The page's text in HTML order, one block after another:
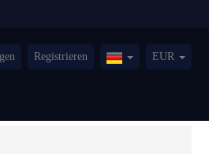
Registrieren EUR